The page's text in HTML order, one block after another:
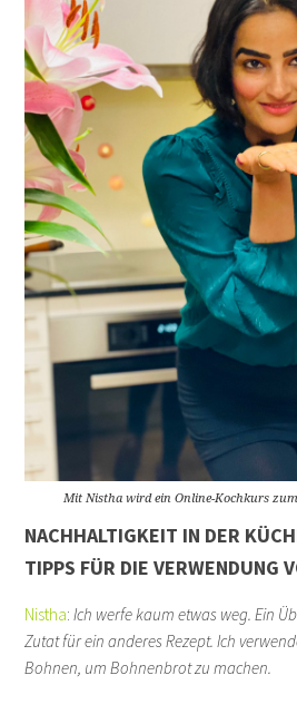
Mit Nistha wird ein Online-Kochkurs
NACHHALTIGKEIT IN DER
TIPPS FÜR DIE VERWENDUNG
Nistha:Ich werfe kaum etwas weg. Ein
Zutat für ein anderes Rezept. Ich
Bohnen, um Bohnenbrot zu machen.